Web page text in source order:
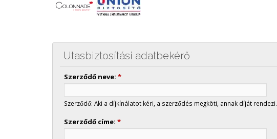
Utasbiztosítási adatbekérő
Szerződő neve:*
Szerződő: Aki a díjkínálatot kéri, a szerződés megköti, annak díját rendezi.
Szerződő címe:*